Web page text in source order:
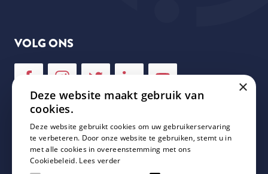
VOLG ONS
NIEUWSBRIEF
Schrijf je in voor onze nieuwsbrief en mis geen enkele
×
Deze website maakt gebruik van
cookies.
Deze website gebruikt cookies om uw gebruikerservaring
te verbeteren. Door onze website te gebruiken, stemt u in
met alle cookies in overeenstemming met ons
Cookiebeleid. Lees verder